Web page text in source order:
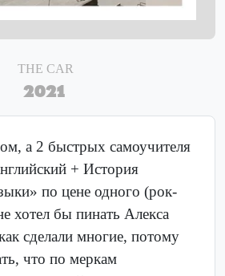
THE CAR
2021
а 2 быстрых самоучителя
+ История
по цене одного (рок-
хотел бы пинать Алекса
сделали многие, потому
что по меркам